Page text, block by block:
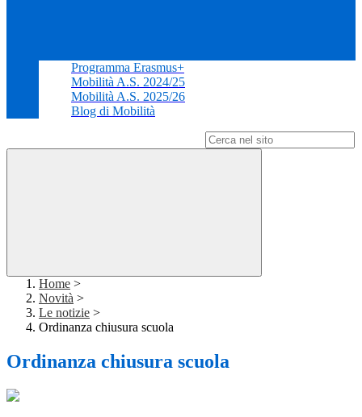
Programma Erasmus+
Mobilità A.S. 2024/25
Mobilità A.S. 2025/26
Blog di Mobilità
Home >
Novità >
Le notizie >
Ordinanza chiusura scuola
Ordinanza chiusura scuola